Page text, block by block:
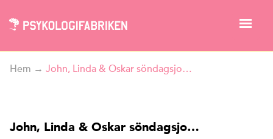
Hem → John, Linda & Oskar söndagsjo…
John, Linda & Oskar söndagsjo…